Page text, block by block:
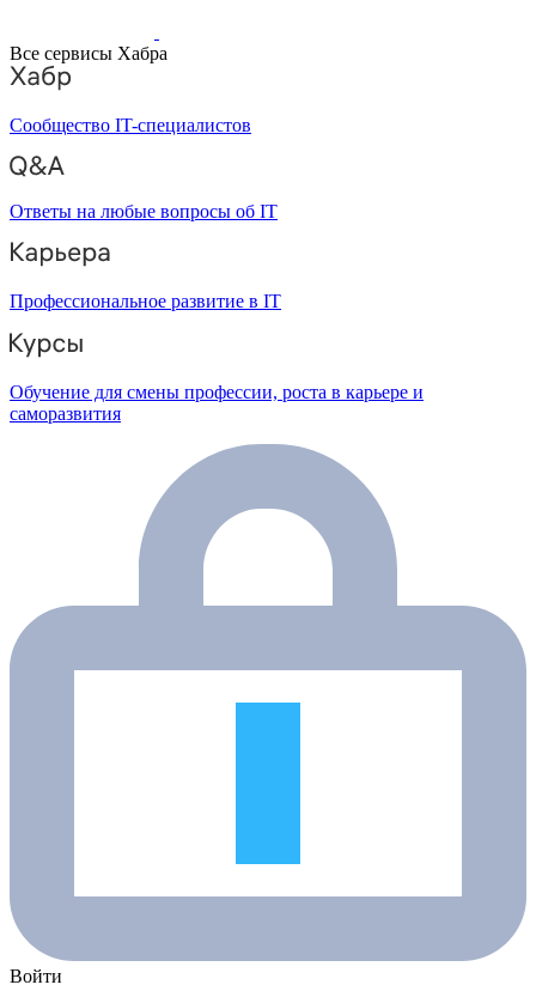
Все сервисы Хабра
Сообщество IT-специалистов
Ответы на любые вопросы об IT
Профессиональное развитие в IT
Обучение для смены профессии, роста в карьере и
саморазвития
Войти